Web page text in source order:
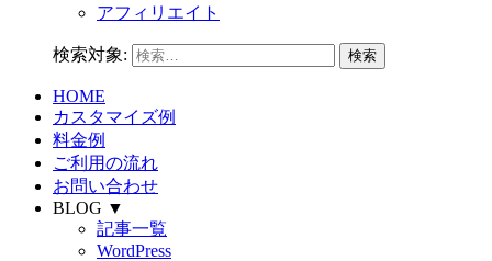
アフィリエイト
検索対象:
HOME
カスタマイズ例
料金例
ご利用の流れ
お問い合わせ
BLOG ▼
記事一覧
WordPress